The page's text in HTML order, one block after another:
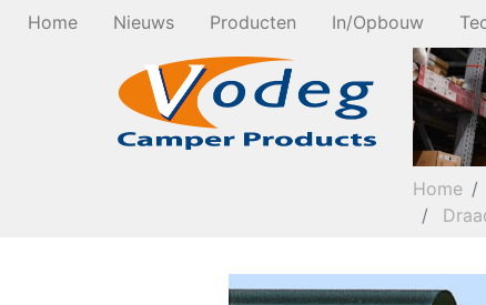
Home Nieuws Producten In/Opbouw
Home